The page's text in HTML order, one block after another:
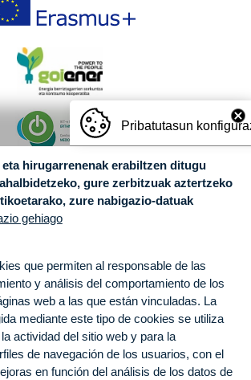
Pribatutasun
hirugarrenenak erabiltzen ditugu
gure zerbitzuak aztertzeko
zure nabigazio-datuak
gehiago
que permiten al responsable de las
y análisis del comportamiento de los
web a las que están vinculadas. La
mediante este tipo de cookies se utiliza
actividad del sitio web y para la
de navegación de los usuarios, con el
en función del análisis de los datos de